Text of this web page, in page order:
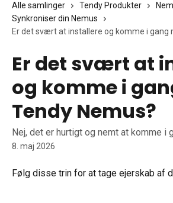
Alle samlinger Tendy Produkter
Synkroniser din Nemus
Er det svært at installere og komme i gang
Er det svært at
og komme i
Tendy Nemus?
Nej, det er hurtigt og nemt at komme i
8. maj 2026
Følg disse trin for at tage ejerskab af